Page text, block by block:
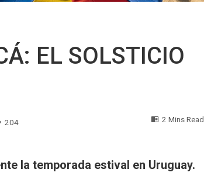
EL SOLSTICIO
204 2 Mins Read
la temporada estival en Uruguay.